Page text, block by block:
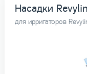
Насадки
для ирригаторов